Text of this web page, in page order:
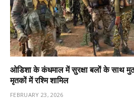
ओडिशा के कंधमाल में सुरक्षा बलों के साथ
मृतकों में रश्मि शामिल
FEBRUARY 23, 2026